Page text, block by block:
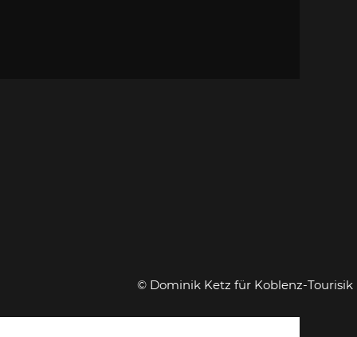
© Dominik Ketz für Koblenz-Tourisik